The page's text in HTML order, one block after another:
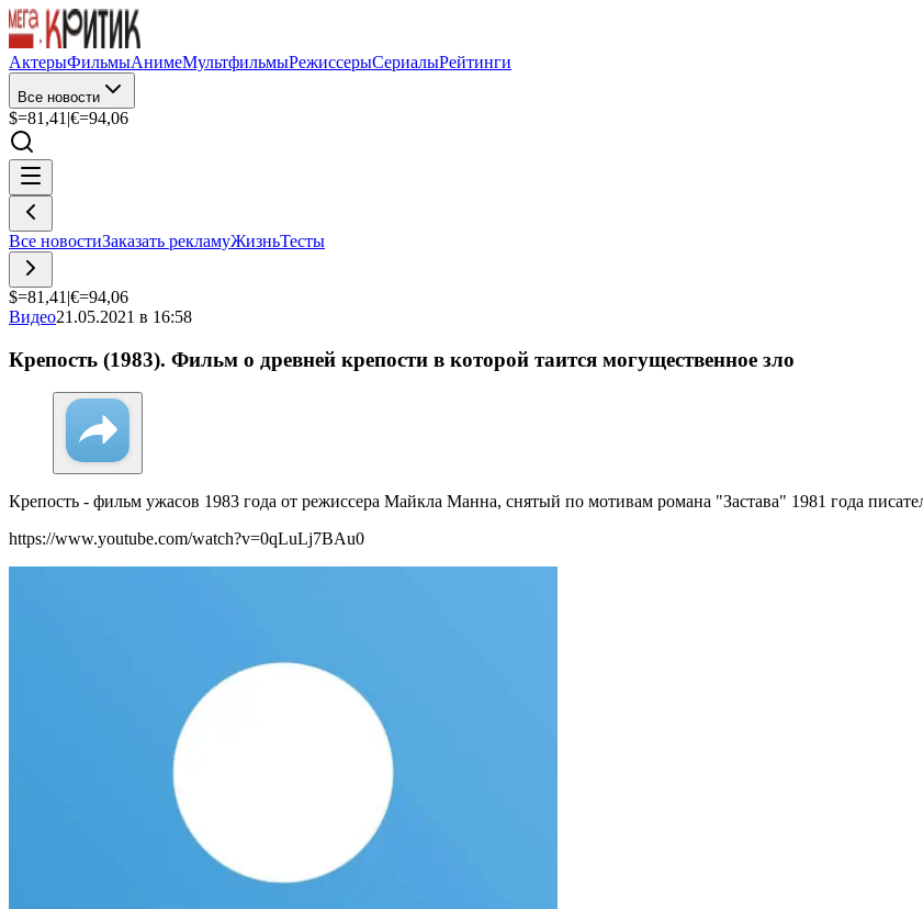
АктерыФильмыАнимеМультфильмыРежиссерыСериалыРейтинги
Все новости
$=81,41 |€=94,06
Все новостиЗаказать рекламуЖизньТесты
$=81,41 |€=94,06
Видео21.05.2021 в 16:58
Крепость (1983). Фильм о древней крепости в которой таится могущественное зло
Крепость - фильм ужасов 1983 года от режиссера Майкла Манна, снятый по мотивам романа "Застава" 1981 года
https://www.youtube.com/watch?v=0qLuLj7BAu0